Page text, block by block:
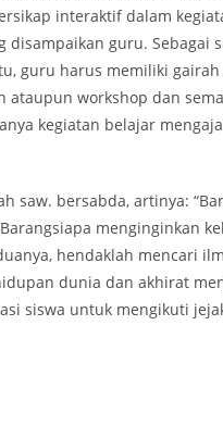
interaktif dalam
guru. Sebagai
guru harus memiliki
workshop dan
kegiatan belajar
saw. bersabda, artinya:
menginginkan
hendaklah mencari
dunia dan akhirat
siswa untuk mengikuti